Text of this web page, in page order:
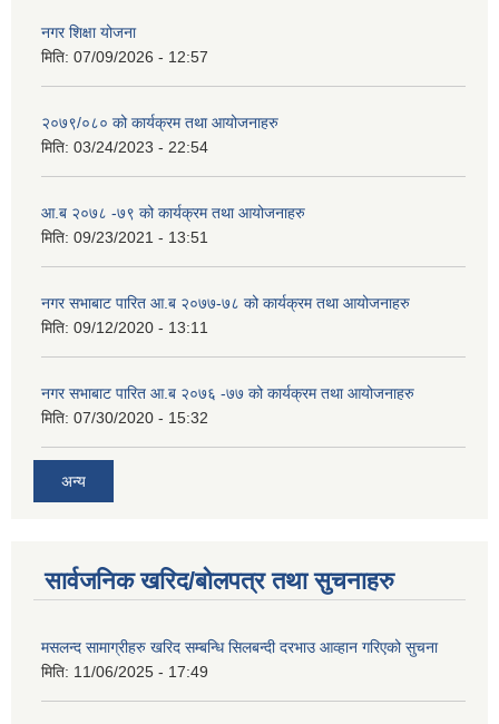
नगर शिक्षा योजना
मिति: 07/09/2026 - 12:57
२०७९/०८० को कार्यक्रम तथा आयोजनाहरु
मिति: 03/24/2023 - 22:54
आ.ब २०७८ -७९ को कार्यक्रम तथा आयोजनाहरु
मिति: 09/23/2021 - 13:51
नगर सभाबाट पारित आ.ब २०७७-७८ को कार्यक्रम तथा आयोजनाहरु
मिति: 09/12/2020 - 13:11
नगर सभाबाट पारित आ.ब २०७६ -७७ को कार्यक्रम तथा आयोजनाहरु
मिति: 07/30/2020 - 15:32
अन्य
सार्वजनिक खरिद/बोलपत्र तथा सुचनाहरु
मसलन्द सामाग्रीहरु खरिद सम्बन्धि सिलबन्दी दरभाउ आव्हान गरिएको सुचना
मिति: 11/06/2025 - 17:49